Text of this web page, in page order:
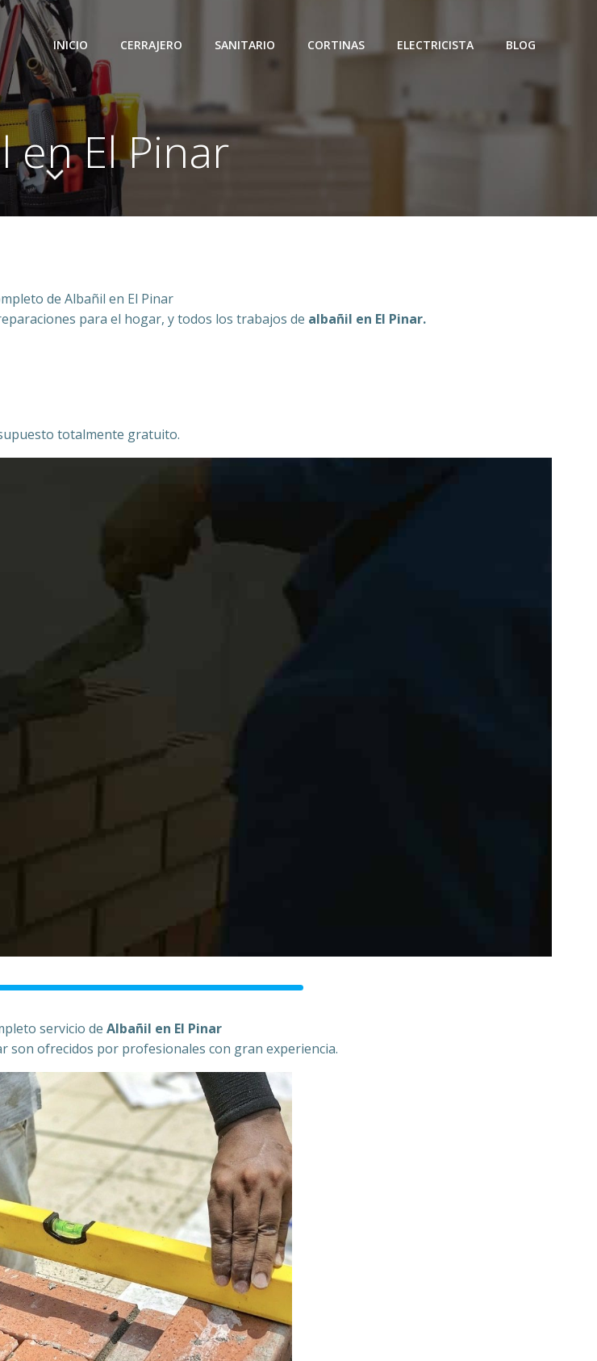
INICIO CERRAJERO SANITARIO CORTINAS ELECTRICISTA BLOG
en El Pinar
de Albañil en El Pinar
para el hogar, y todos los trabajos de albañil en El Pinar.
totalmente gratuito.
servicio de Albañil en El Pinar
son ofrecidos por profesionales con gran experiencia.